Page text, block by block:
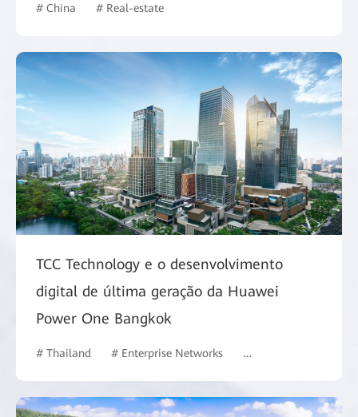
# China # Real-estate
TCC Technology e o desenvolvimento
digital de última geração da Huawei
Power One Bangkok
# Thailand # Enterprise Networks # Campus Network